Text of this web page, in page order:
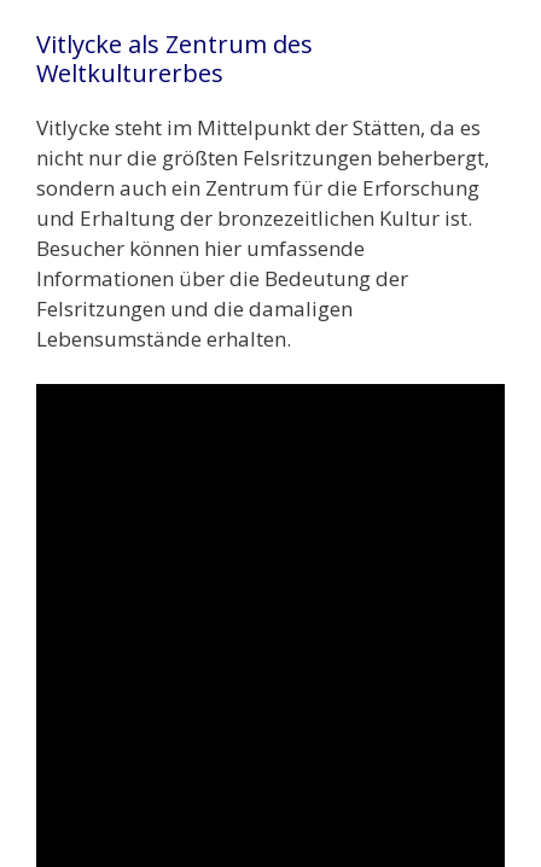
Vitlycke als Zentrum des
Weltkulturerbes
Vitlycke steht im Mittelpunkt der Stätten, da es
nicht nur die größten Felsritzungen beherbergt,
sondern auch ein Zentrum für die Erforschung
und Erhaltung der bronzezeitlichen Kultur ist.
Besucher können hier umfassende
Informationen über die Bedeutung der
Felsritzungen und die damaligen
Lebensumstände erhalten.